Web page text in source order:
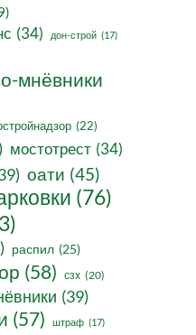
(34) дон-строй (17)
мнёвники
(22)
мостотрест (34)
оати (45)
(76)
распил (25)
(58) сзх (20)
(39)
(57) штраф (17)